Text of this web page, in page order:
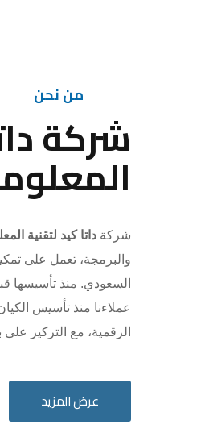
من نحن
شركة
شركة داتا كيد لتقنية
والبرمجة، تعمل على
السعودي. منذ تأسيسها قبل 4 سنوات،
عملاءنا منذ تأسيس
الرقمية، مع التركيز
عرض المزيد